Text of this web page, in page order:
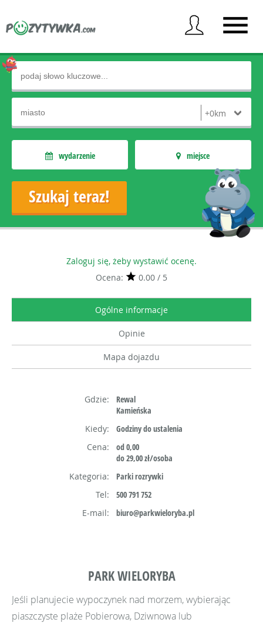
wydarzenie miejsce
Zaloguj się, żeby wystawić ocenę.
Ocena:
0.00 / 5
Ogólne informacje
Opinie
Mapa dojazdu
Gdzie:
Rewal
Kamieńska
Kiedy:
Godziny do ustalenia
Cena:
od 0,00
do 29,00 zł/osoba
Kategoria:
Parki rozrywki
Tel:
500 791 752
E-mail:
biuro@parkwieloryba.pl
PARK WIELORYBA
Jeśli planujecie wypoczynek nad morzem, wybierając
piaszczyste plaże Pobierowa, Dziwnowa lub